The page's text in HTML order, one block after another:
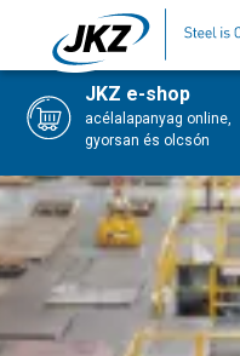
Skip to main content
JKZ e-shop
acélalapanyag online,
gyorsan és olcsón